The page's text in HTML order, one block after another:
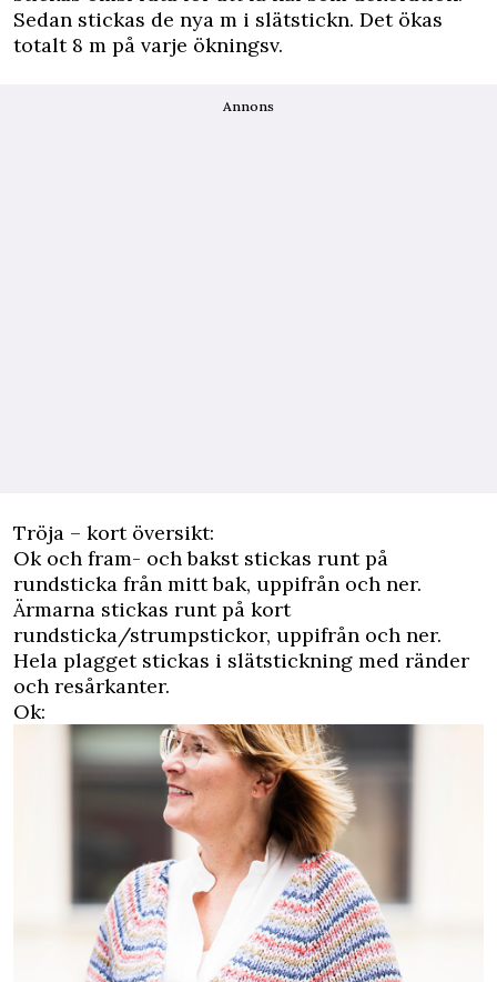
Sedan stickas de nya m i slätstickn. Det ökas
totalt 8 m på varje ökningsv.
Annons
Tröja – kort översikt:
Ok och fram- och bakst stickas runt på
rundsticka från mitt bak, uppifrån och ner.
Ärmarna stickas runt på kort
rundsticka/strumpstickor, uppifrån och ner.
Hela plagget stickas i slätstickning med ränder
och resårkanter.
Ok: